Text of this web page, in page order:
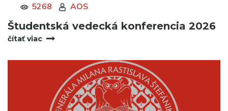
5268 AOS
Študentská vedecká konferencia 2026
čítať viac